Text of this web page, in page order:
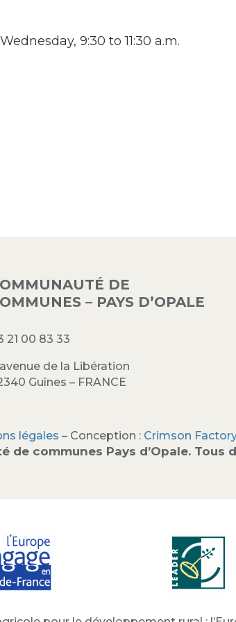
9:30 to 11:30 a.m.
DE
– PAYS D’OPALE
21 00 83 33
de la Libération
Guînes – FRANCE
légales – Conception : Crimson
de communes Pays d’Opale. Tous